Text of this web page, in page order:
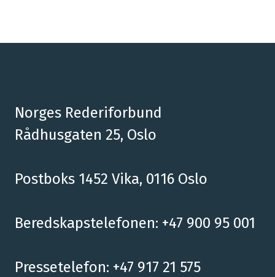
Norges Rederiforbund
Rådhusgaten 25, Oslo
Postboks 1452 Vika, 0116 Oslo
Beredskapstelefonen: +47 900 95 001
Pressetelefon: +47 917 21 575